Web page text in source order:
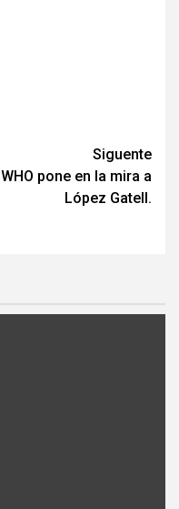
Siguente
WHO pone en la mira a
López Gatell.